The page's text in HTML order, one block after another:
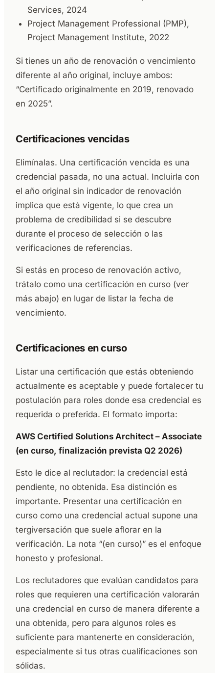
Services, 2024
Project Management Professional (PMP),
Project Management Institute, 2022
Si tienes un año de renovación o vencimiento
diferente al año original, incluye ambos:
“Certificado originalmente en 2019, renovado
en 2025”.
Certificaciones vencidas
Elimínalas. Una certificación vencida es una
credencial pasada, no una actual. Incluirla con
el año original sin indicador de renovación
implica que está vigente, lo que crea un
problema de credibilidad si se descubre
durante el proceso de selección o las
verificaciones de referencias.
Si estás en proceso de renovación activo,
trátalo como una certificación en curso (ver
más abajo) en lugar de listar la fecha de
vencimiento.
Certificaciones en curso
Listar una certificación que estás obteniendo
actualmente es aceptable y puede fortalecer tu
postulación para roles donde esa credencial es
requerida o preferida. El formato importa:
AWS Certified Solutions Architect – Associate
(en curso, finalización prevista Q2 2026)
Esto le dice al reclutador: la credencial está
pendiente, no obtenida. Esa distinción es
importante. Presentar una certificación en
curso como una credencial actual supone una
tergiversación que suele aflorar en la
verificación. La nota “(en curso)” es el enfoque
honesto y profesional.
Los reclutadores que evalúan candidatos para
roles que requieren una certificación valorarán
una credencial en curso de manera diferente a
una obtenida, pero para algunos roles es
suficiente para mantenerte en consideración,
especialmente si tus otras cualificaciones son
sólidas.